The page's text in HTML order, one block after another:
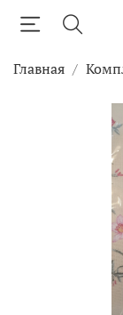
Главная